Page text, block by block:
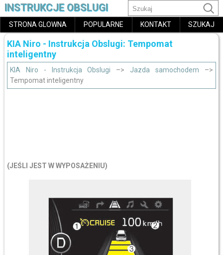
INSTRUKCJE OBSLUGI
STRONA GLOWNA POPULARNE KONTAKT SZUKAJ
KIA Niro - Instrukcja Obslugi: Tempomat
inteligentny
KIA Niro - Instrukcja Obslugi –> Jazda samochodem –>
Tempomat inteligentny
(JEŚLI JEST W WYPOSAŻENIU)